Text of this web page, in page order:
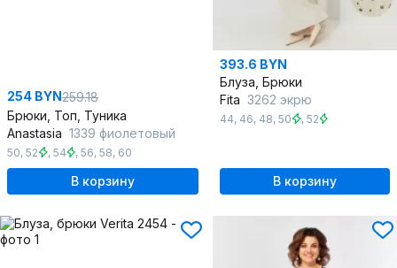
254 BYN259.18
Брюки, Топ, Туника
Anastasia 1339 фиолетовый
50, 52 , 54 , 56, 58, 60
В корзину
393.6 BYN
Блуза, Брюки
Fita 3262 экрю
44, 46, 48, 50 , 52
В корзину